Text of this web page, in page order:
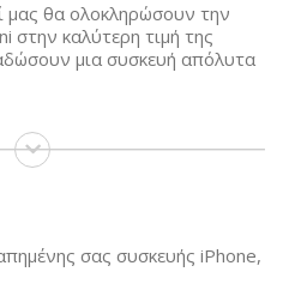
μας θα ολοκληρώσουν την
στην καλύτερη τιμή της
μια συσκευή απόλυτα
σας συσκευής iPhone,